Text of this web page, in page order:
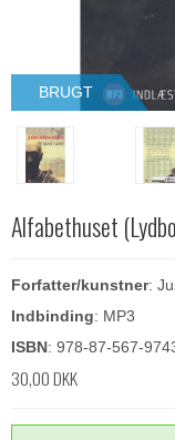
BRUGT
Alfabethuset
Forfatter/kunstner:
Indbinding: MP3
ISBN: 978-87-567-
30,00 DKK